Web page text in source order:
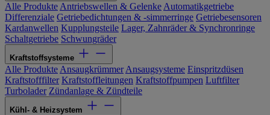
Alle Produkte Antriebswellen & Gelenke Automatikgetriebe
Differenziale Getriebedichtungen & -simmerringe Getriebesensoren
Kardanwellen Kupplungsteile Lager, Zahnräder & Synchronringe
Schaltgetriebe Schwungräder
Kraftstoffsysteme
Alle Produkte Ansaugkrümmer Ansaugsysteme Einspritzdüsen
Kraftstofffilter Kraftstoffleitungen Kraftstoffpumpen Luftfilter
Turbolader Zündanlage & Zündteile
Kühl- & Heizsystem